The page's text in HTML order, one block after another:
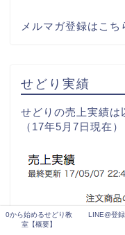
メルマガ登録はこち
せどり実績
せどりの売上実績は
（17年5月7日現在）
0から始めるせどり教
室【概要】
LINE@登